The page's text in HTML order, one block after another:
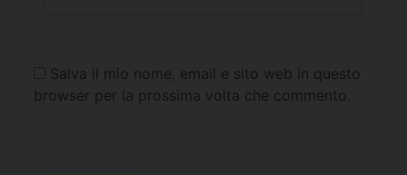
Salva il mio nome, email e sito web in questo
browser per la prossima volta che commento.